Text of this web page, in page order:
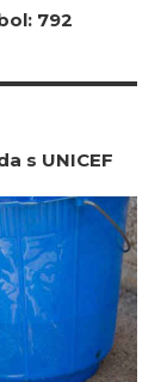
792
s UNICEF